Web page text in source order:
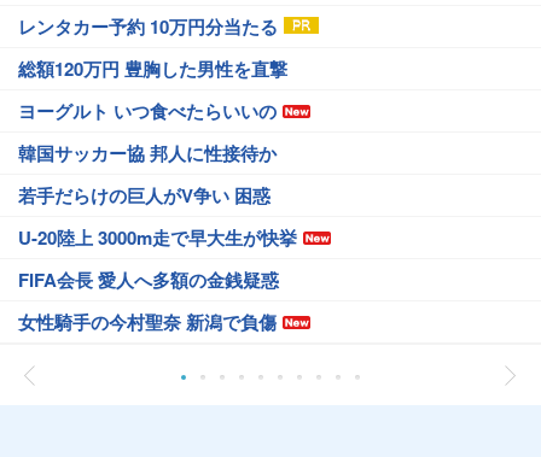
レンタカー予約 10万円分当たる
総額120万円 豊胸した男性を直撃
ヨーグルト いつ食べたらいいの
韓国サッカー協 邦人に性接待か
若手だらけの巨人がV争い 困惑
U-20陸上 3000m走で早大生が快挙
FIFA会長 愛人へ多額の金銭疑惑
女性騎手の今村聖奈 新潟で負傷